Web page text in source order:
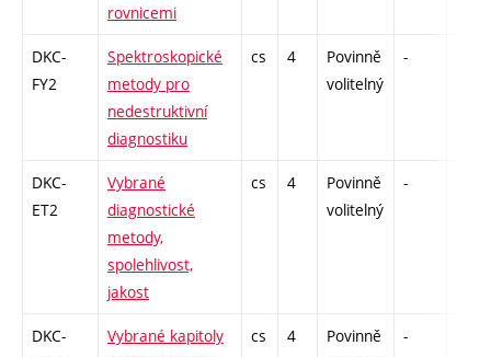
rovnicemi
DKC-
FY2
Spektroskopické
metody pro
nedestruktivní
diagnostiku
cs 4
Povinně
volitelný
-
DKC-
ET2
Vybrané
diagnostické
metody,
spolehlivost,
jakost
cs 4
Povinně
volitelný
-
DKC-
Vybrané kapitoly
cs 4
Povinně
-